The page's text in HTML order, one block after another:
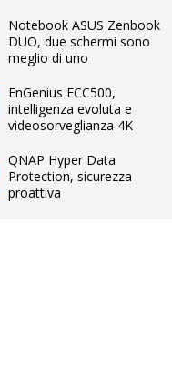
Notebook ASUS Zenbook
DUO, due schermi sono
meglio di uno
EnGenius ECC500,
intelligenza evoluta e
videosorveglianza 4K
QNAP Hyper Data
Protection, sicurezza
proattiva